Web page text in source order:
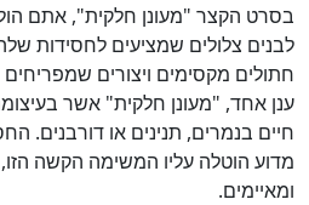
בסרט הקצר "מעונן חלקית", אתם
לבנים צלולים שמציעים לחסידות
חתולים מקסימים ויצורים
ענן אחד, "מעונן חלקית" אשר
חיים בנמרים, תנינים או דורבנים.
מדוע הוטלה עליו המשימה הקשה הזו,
ומאיימים.